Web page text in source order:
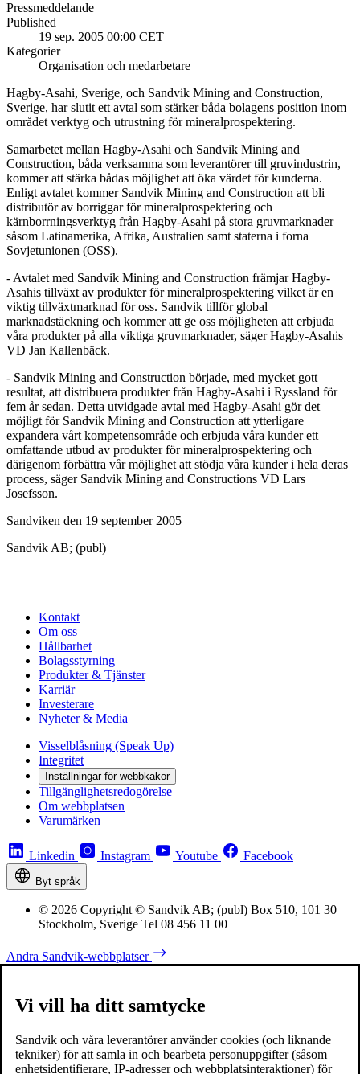
Pressmeddelande
Published
19 sep. 2005 00:00 CET
Kategorier
Organisation och medarbetare
Hagby-Asahi, Sverige, och Sandvik Mining and Construction,
Sverige, har slutit ett avtal som stärker båda bolagens position inom
området verktyg och utrustning för mineralprospektering.
Samarbetet mellan Hagby-Asahi och Sandvik Mining and
Construction, båda verksamma som leverantörer till gruvindustrin,
kommer att stärka bådas möjlighet att öka värdet för kunderna.
Enligt avtalet kommer Sandvik Mining and Construction att bli
distributör av borriggar för mineralprospektering och
kärnborrningsverktyg från Hagby-Asahi på stora gruvmarknader
såsom Latinamerika, Afrika, Australien samt staterna i forna
Sovjetunionen (OSS).
- Avtalet med Sandvik Mining and Construction främjar Hagby-
Asahis tillväxt av produkter för mineralprospektering vilket är en
viktig tillväxtmarknad för oss. Sandvik tillför global
marknadstäckning och kommer att ge oss möjligheten att erbjuda
våra produkter på alla viktiga gruvmarknader, säger Hagby-Asahis
VD Jan Kallenbäck.
- Sandvik Mining and Construction började, med mycket gott
resultat, att distribuera produkter från Hagby-Asahi i Ryssland för
fem år sedan. Detta utvidgade avtal med Hagby-Asahi gör det
möjligt för Sandvik Mining and Construction att ytterligare
expandera vårt kompetensområde och erbjuda våra kunder ett
omfattande utbud av produkter för mineralprospektering och
därigenom förbättra vår möjlighet att stödja våra kunder i hela deras
process, säger Sandvik Mining and Constructions VD Lars
Josefsson.
Sandviken den 19 september 2005
Sandvik AB; (publ)
Kontakt
Om oss
Hållbarhet
Bolagsstyrning
Produkter & Tjänster
Karriär
Investerare
Nyheter & Media
Visselblåsning (Speak Up)
Integritet
Inställningar för webbkakor
Tillgänglighetsredogörelse
Om webbplatsen
Varumärken
Linkedin Instagram Youtube Facebook
Byt språk
© 2026 Copyright © Sandvik AB; (publ) Box 510, 101 30
Stockholm, Sverige Tel 08 456 11 00
Andra Sandvik-webbplatser
Vi vill ha ditt samtycke
Sandvik och våra leverantörer använder cookies (och liknande
tekniker) för att samla in och bearbeta personuppgifter (såsom
enhetsidentifierare, IP-adresser och webbplatsinteraktioner) för